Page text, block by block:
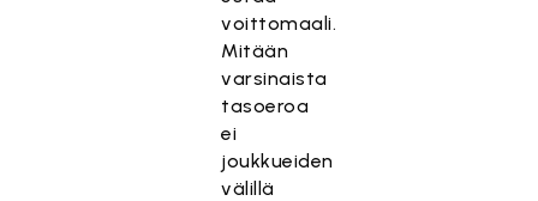
voittomaali.
Mitään
varsinaista
tasoeroa
ei
joukkueiden
välillä